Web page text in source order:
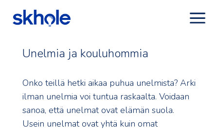
Unelmia ja kouluhommia
Onko teillä hetki aikaa puhua unelmista? Arki
ilman unelmia voi tuntua raskaalta. Voidaan
sanoa, että unelmat ovat elämän suola.
Usein unelmat ovat yhtä kuin omat